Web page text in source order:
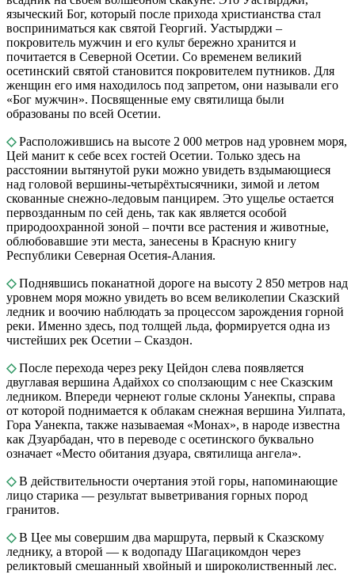
языческий Бог, который после прихода христианства стал
восприниматься как святой Георгий. Уастырджи ‒
покровитель мужчин и его культ бережно хранится и
почитается в Северной Осетии. Со временем великий
осетинский святой становится покровителем путников. Для
женщин его имя находилось под запретом, они называли его
«Бог мужчин». Посвященные ему святилища были
образованы по всей Осетии.
◇Расположившись на высоте 2 000 метров над уровнем моря,
Цей манит к себе всех гостей Осетии. Только здесь на
расстоянии вытянутой руки можно увидеть вздымающиеся
над головой вершины-четырёхтысячники, зимой и летом
скованные снежно-ледовым панцирем. Это ущелье остается
первозданным по сей день, так как является особой
природоохранной зоной – почти все растения и животные,
облюбовавшие эти места, занесены в Красную книгу
Республики Северная Осетия-Алания.
◇Поднявшись поканатной дороге на высоту 2 850 метров над
уровнем моря можно увидеть во всем великолепии Сказский
ледник и воочию наблюдать за процессом зарождения горной
реки. Именно здесь, под толщей льда, формируется одна из
чистейших рек Осетии – Сказдон.
◇После перехода через реку Цейдон слева появляется
двуглавая вершина Адайхох со сползающим с нее Сказским
ледником. Впереди чернеют голые склоны Уанекпы, справа
от которой поднимается к облакам снежная вершина Уилпата,
Гора Уанекпа, также называемая «Монах», в народе известна
как Дзуарбадан, что в переводе с осетинского буквально
означает «Место обитания дзуара, святилища ангела».
◇В действительности очертания этой горы, напоминающие
лицо старика — результат выветривания горных пород
гранитов.
◇В Цее мы совершим два маршрута, первый к Сказскому
леднику, а второй — к водопаду Шагацикомдон через
реликтовый смешанный хвойный и широколиственный лес.